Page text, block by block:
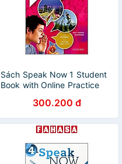
Sách Speak Now 1 Student
Book with Online Practice
300.200 đ